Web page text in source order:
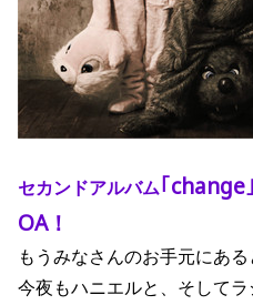
セカンドアルバム｢change
OA！
もうみなさんのお手元にあ
今夜もハニエルと、そして